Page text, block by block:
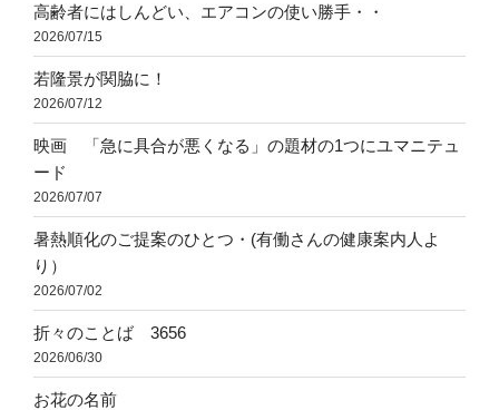
高齢者にはしんどい、エアコンの使い勝手・・
2026/07/15
若隆景が関脇に！
2026/07/12
映画 「急に具合が悪くなる」の題材の1つにユマニテュ
ード
2026/07/07
暑熱順化のご提案のひとつ・(有働さんの健康案内人よ
り）
2026/07/02
折々のことば 3656
2026/06/30
お花の名前